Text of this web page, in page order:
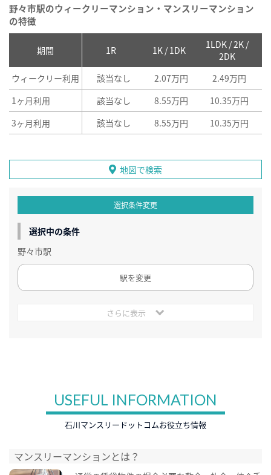
野々市駅のウィークリーマンション・マンスリーマンション
の特徴
期間 1R 1K / 1DK
1LDK / 2K /
2DK
ウィークリー利用 該当なし 2.07万円 2.49万円
1ヶ月利用
該当なし 8.55万円 10.35万円
3ヶ月利用
該当なし 8.55万円 10.35万円
地図で検索
選択条件変更
選択中の条件
野々市駅
駅を変更
さらに表示
USEFUL INFORMATION
石川マンスリードットコムお役立ち情報
マンスリーマンションとは？